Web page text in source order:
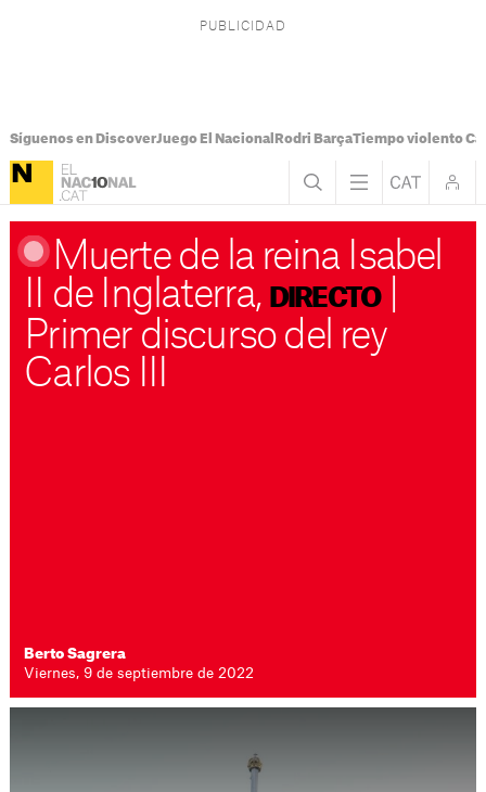
Síguenos en DiscoverJuego El Nacional Rodri BarçaTiempo violento
Muerte de la reina Isabel
II de Inglaterra, DIRECTO
Primer discurso del rey
Carlos III
Berto Sagrera
Viernes, 9 de septiembre de 2022